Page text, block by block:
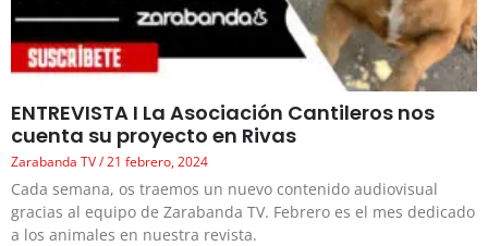
ENTREVISTA I La Asociación Cantileros nos
cuenta su proyecto en Rivas
Zarabanda TV 21 febrero, 2024
Cada semana, os traemos un nuevo contenido audiovisual
gracias al equipo de Zarabanda TV. Febrero es el mes dedicado
a los animales en nuestra revista.